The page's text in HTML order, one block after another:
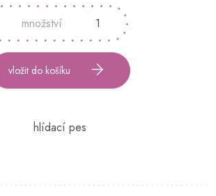
cena:
vložit do košíku